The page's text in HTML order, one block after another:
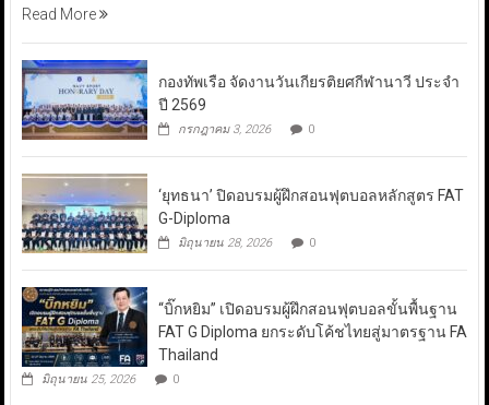
Read More
กองทัพเรือ จัดงานวันเกียรติยศกีฬานาวี ประจำ
ปี 2569
กรกฎาคม 3, 2026 0
‘ยุทธนา’ ปิดอบรมผู้ฝึกสอนฟุตบอลหลักสูตร FAT
G-Diploma
มิถุนายน 28, 2026 0
“บิ๊กหยิม” เปิดอบรมผู้ฝึกสอนฟุตบอลขั้นพื้นฐาน
FAT G Diploma ยกระดับโค้ชไทยสู่มาตรฐาน FA
Thailand
มิถุนายน 25, 2026 0